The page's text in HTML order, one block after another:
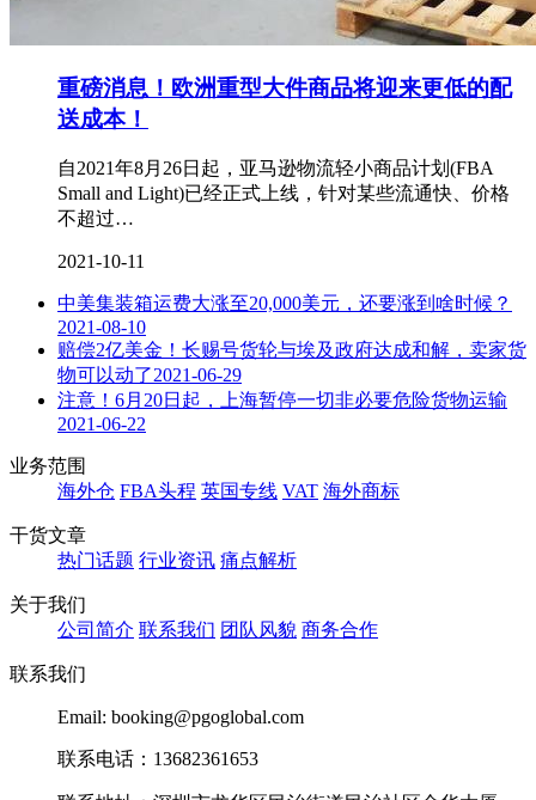
重磅消息！欧洲重型大件商品将迎来更低的配
送成本！
自2021年8月26日起，亚马逊物流轻小商品计划(FBA
Small and Light)已经正式上线，针对某些流通快、价格
不超过…
2021-10-11
中美集装箱运费大涨至20,000美元，还要涨到啥时候？
2021-08-10
赔偿2亿美金！长赐号货轮与埃及政府达成和解，卖家货
物可以动了2021-06-29
注意！6月20日起，上海暂停一切非必要危险货物运输
2021-06-22
业务范围
海外仓 FBA头程 英国专线 VAT 海外商标
干货文章
热门话题 行业资讯 痛点解析
关于我们
公司简介 联系我们 团队风貌 商务合作
联系我们
Email: booking@pgoglobal.com
联系电话：13682361653